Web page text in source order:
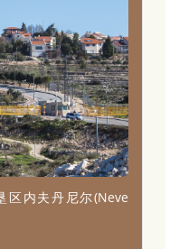
区内夫丹尼尔(Neve